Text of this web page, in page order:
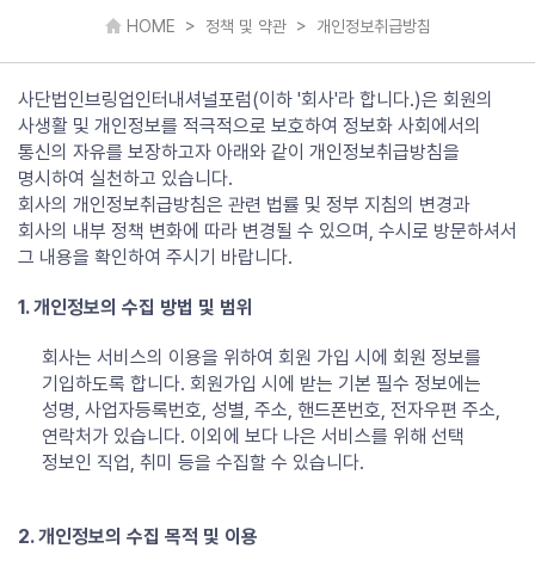
HOME > 정책 및 약관 > 개인정보취급방침
사단법인브링업인터내셔널포럼(이하 '회사'라 합니다.)은 회원의
사생활 및 개인정보를 적극적으로 보호하여 정보화 사회에서의
통신의 자유를 보장하고자 아래와 같이 개인정보취급방침을
명시하여 실천하고 있습니다.
회사의 개인정보취급방침은 관련 법률 및 정부 지침의 변경과
회사의 내부 정책 변화에 따라 변경될 수 있으며, 수시로 방문하셔서
그 내용을 확인하여 주시기 바랍니다.
1. 개인정보의 수집 방법 및 범위
회사는 서비스의 이용을 위하여 회원 가입 시에 회원 정보를
기입하도록 합니다. 회원가입 시에 받는 기본 필수 정보에는
성명, 사업자등록번호, 성별, 주소, 핸드폰번호, 전자우편 주소,
연락처가 있습니다. 이외에 보다 나은 서비스를 위해 선택
정보인 직업, 취미 등을 수집할 수 있습니다.
2. 개인정보의 수집 목적 및 이용